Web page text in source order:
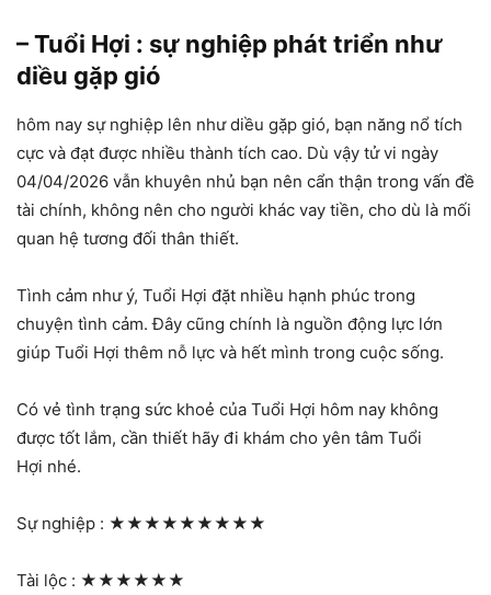
– Tuổi Hợi : sự nghiệp phát triển như
diều gặp gió
hôm nay sự nghiệp lên như diều gặp gió, bạn năng nổ tích
cực và đạt được nhiều thành tích cao. Dù vậy tử vi ngày
04/04/2026 vẫn khuyên nhủ bạn nên cẩn thận trong vấn đề
tài chính, không nên cho người khác vay tiền, cho dù là mối
quan hệ tương đối thân thiết.
Tình cảm như ý, Tuổi Hợi đặt nhiều hạnh phúc trong
chuyện tình cảm. Đây cũng chính là nguồn động lực lớn
giúp Tuổi Hợi thêm nỗ lực và hết mình trong cuộc sống.
Có vẻ tình trạng sức khoẻ của Tuổi Hợi hôm nay không
được tốt lắm, cần thiết hãy đi khám cho yên tâm Tuổi
Hợi nhé.
Sự nghiệp : ★★★★★★★★★
Tài lộc : ★★★★★★